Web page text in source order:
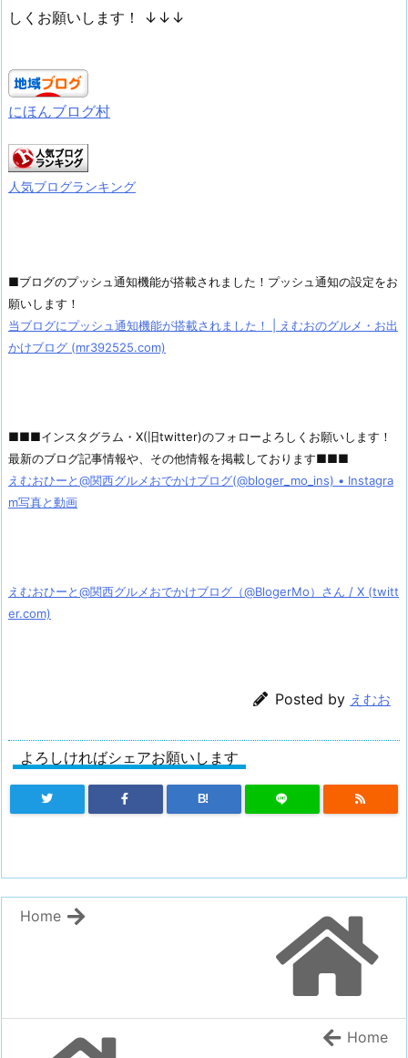
しくお願いします！ ↓↓↓
にほんブログ村
人気ブログランキング
■ブログのプッシュ通知機能が搭載されました！プッシュ通知の設定をお
願いします！
当ブログにプッシュ通知機能が搭載されました！ | えむおのグルメ・お出
かけブログ (mr392525.com)
■■■インスタグラム・X(旧twitter)のフォローよろしくお願いします！
最新のブログ記事情報や、その他情報を掲載しております■■■
えむおひーと@関西グルメおでかけブログ(@bloger_mo_ins) • Instagra
m写真と動画
えむおひーと@関西グルメおでかけブログ（@BlogerMo）さん / X (twitt
er.com)
Posted by えむお
よろしければシェアお願いします
B!
Home
Home